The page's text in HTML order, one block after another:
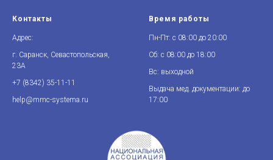
Контакты
Адрес:
г. Саранск, Севастопольская,
23А
+7 (8342) 35-11-11
help@mmc-systema.ru
Время работы
Пн-Пт: с 08:00 до 20:00
Сб: с 08:00 до 18:00
Вс: выходной
Выдача мед. документации: до
17:00